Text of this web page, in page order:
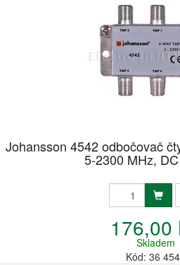
Johansson 4542 odbočovač
5-2300 MHz,
176,00
Skladem
Kód: 36